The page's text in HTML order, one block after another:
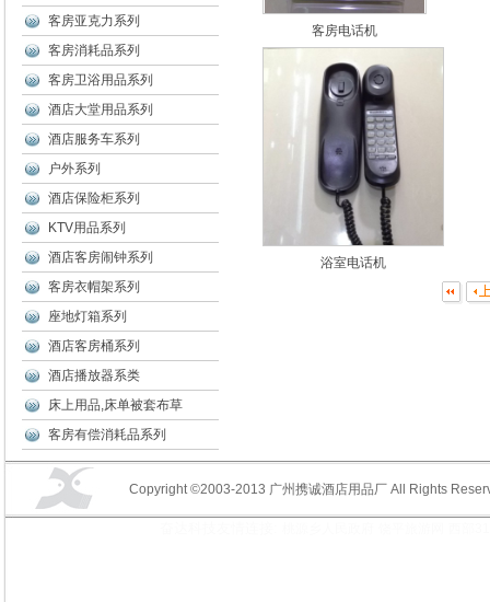
客房亚克力系列
客房消耗品系列
客房卫浴用品系列
酒店大堂用品系列
酒店服务车系列
户外系列
酒店保险柜系列
KTV用品系列
酒店客房闹钟系列
客房衣帽架系列
座地灯箱系列
酒店客房桶系列
酒店播放器系类
床上用品,床单被套布草
客房有偿消耗品系列
客房电话机
浴室电话机
Copyright ©2003-2013 广州携诚酒店用品厂 All Rights